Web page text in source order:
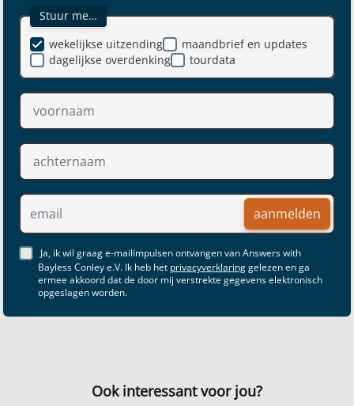
Stuur me…
maandbrief en updates
dagelijkse overdenking
wekelijkse uitzending
tourdata
aanmelden
Ja, ik wil graag e-mailimpulsen ontvangen van Answers with
Bayless Conley e.V. Ik heb het privacyverklaringgelezen en ga
ermee akkoord dat de door mij verstrekte gegevens elektronisch
opgeslagen worden.
Ook interessant voor jou?